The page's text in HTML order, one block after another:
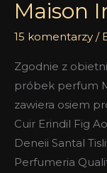
Maison
15 komentarzy /
Zgodnie z
próbek perfum
zawiera osiem
Cuir Erindil Fig
Deneii Santal
Perfumeria